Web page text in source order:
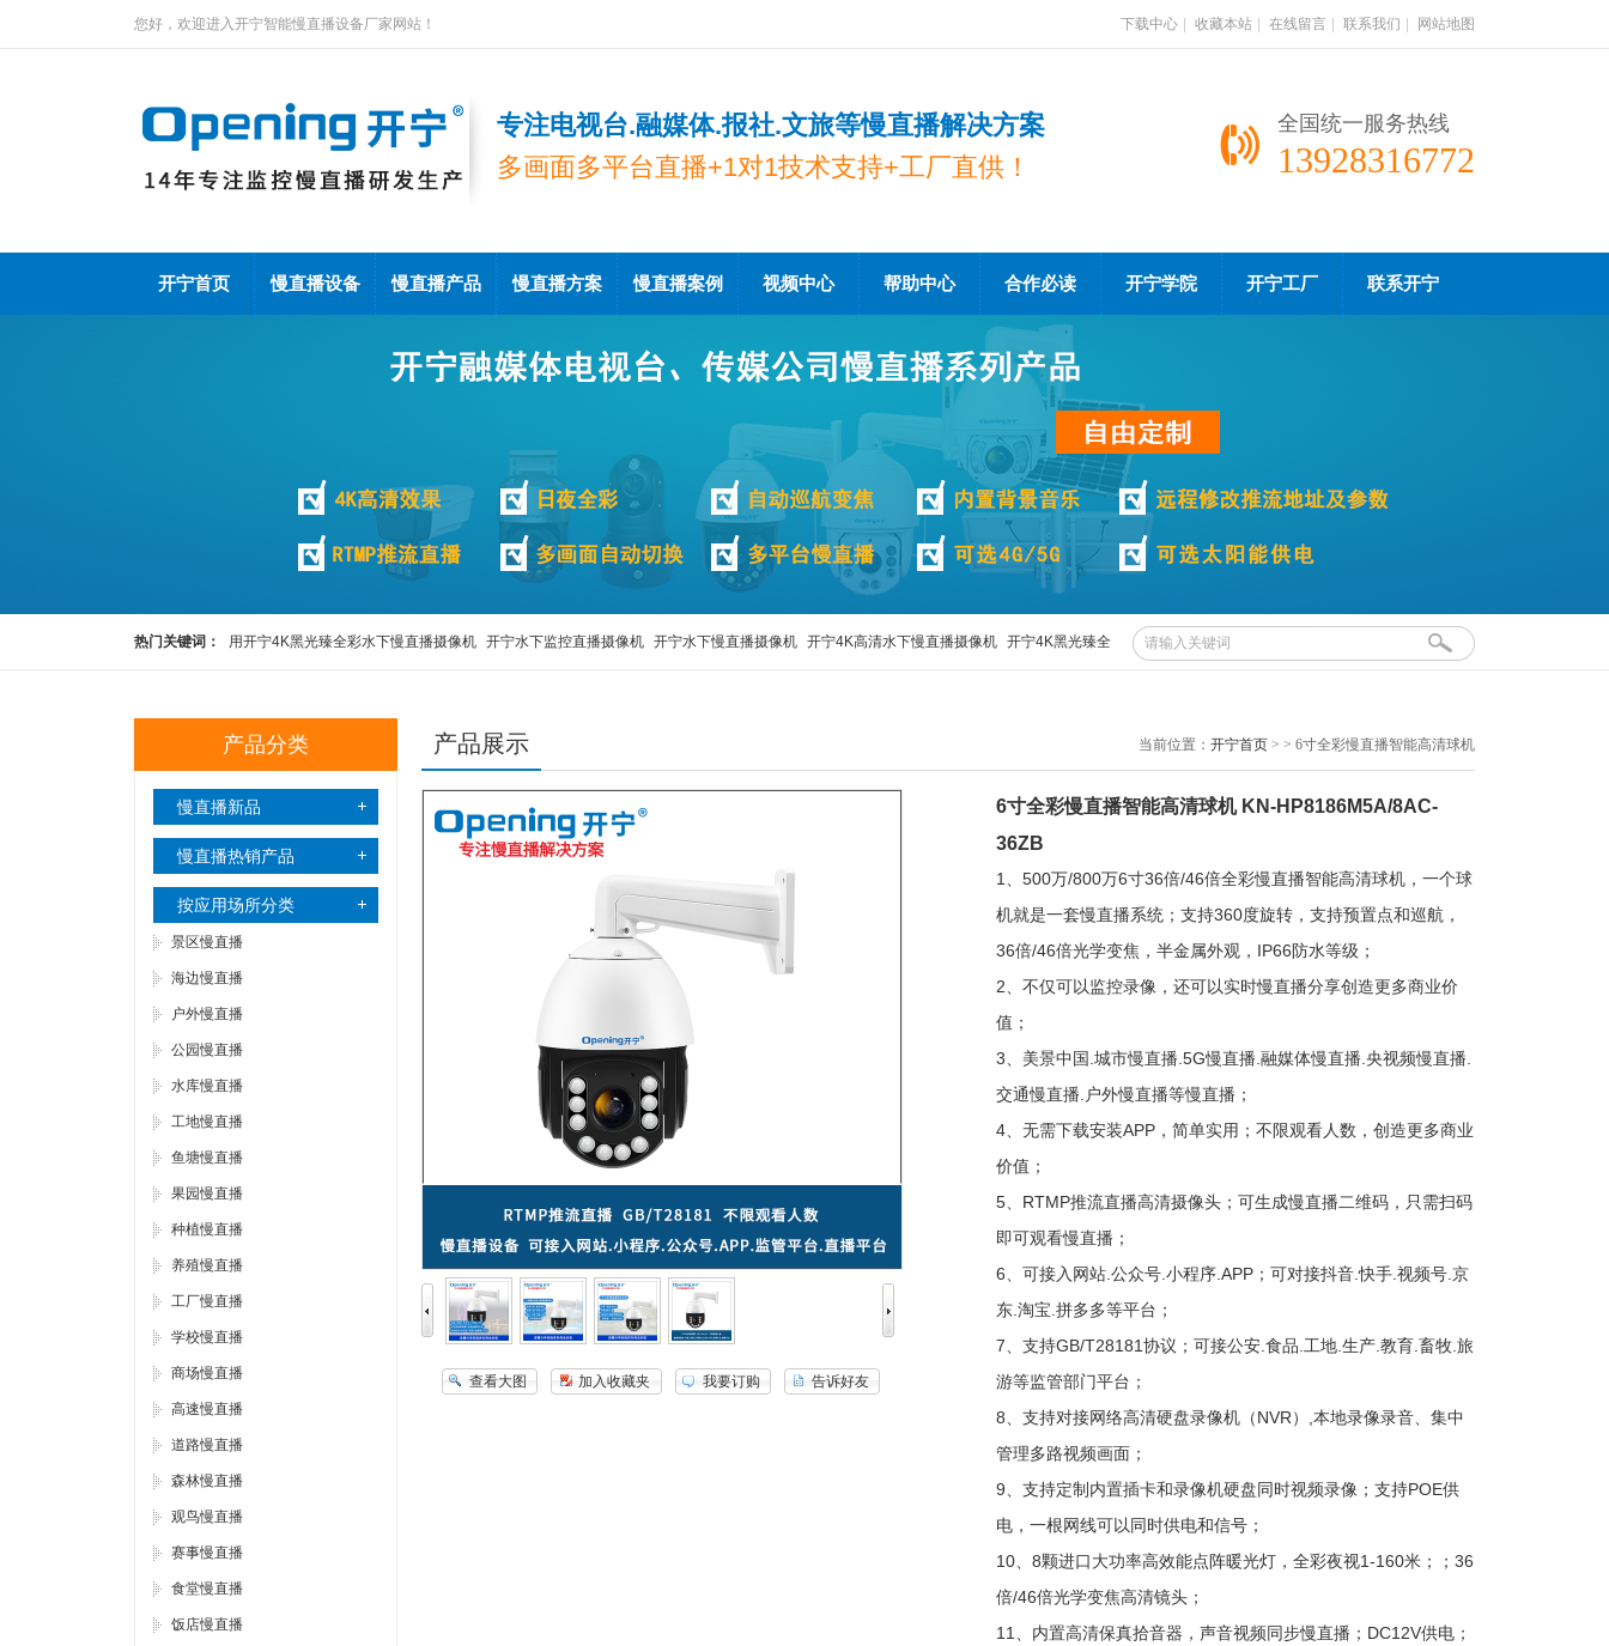
您好，欢迎进入开宁智能慢直播设备厂家网站！ 下载中心 收藏本站 在线留言 联系我们 网站地图
专注电视台.融媒体.报社.文旅等慢直播解决方案
多画面多平台直播+1对1技术支持+工厂直供！
全国统一服务热线
13928316772
开宁首页 慢直播设备 慢直播产品 慢直播方案 慢直播案例 视频中心 帮助中心 合作必读 开宁学院 开宁工厂 联系开宁
热门关键词： 用开宁4K黑光臻全彩水下慢直播摄像机 开宁水下监控直播摄像机 开宁水下慢直播摄像机 开宁4K高清水下慢直播摄像机 开宁4K黑光臻全
5G4K800万红外慢直播智能高清布控球 科研观察直播设备
产品分类
慢直播新品
慢直播热销产品
按应用场所分类
景区慢直播
海边慢直播
户外慢直播
公园慢直播
水库慢直播
工地慢直播
鱼塘慢直播
果园慢直播
种植慢直播
养殖慢直播
工厂慢直播
学校慢直播
商场慢直播
高速慢直播
道路慢直播
森林慢直播
观鸟慢直播
赛事慢直播
食堂慢直播
饭店慢直播
产品展示 当前位置： 开宁首页 > > 6寸全彩慢直播智能高清球机
查看大图 加入收藏夹 我要订购 告诉好友
6寸全彩慢直播智能高清球机 KN-HP8186M5A/8AC-
36ZB
1、500万/800万6寸36倍/46倍全彩慢直播智能高清球机，一个球
机就是一套慢直播系统；支持360度旋转，支持预置点和巡航，
36倍/46倍光学变焦，半金属外观，IP66防水等级；
2、不仅可以监控录像，还可以实时慢直播分享创造更多商业价
值；
3、美景中国.城市慢直播.5G慢直播.融媒体慢直播.央视频慢直播.
交通慢直播.户外慢直播等慢直播；
4、无需下载安装APP，简单实用；不限观看人数，创造更多商业
价值；
5、RTMP推流直播高清摄像头；可生成慢直播二维码，只需扫码
即可观看慢直播；
6、可接入网站.公众号.小程序.APP；可对接抖音.快手.视频号.京
东.淘宝.拼多多等平台；
7、支持GB/T28181协议；可接公安.食品.工地.生产.教育.畜牧.旅
游等监管部门平台；
8、支持对接网络高清硬盘录像机（NVR）,本地录像录音、集中
管理多路视频画面；
9、支持定制内置插卡和录像机硬盘同时视频录像；支持POE供
电，一根网线可以同时供电和信号；
10、8颗进口大功率高效能点阵暖光灯，全彩夜视1-160米；；36
倍/46倍光学变焦高清镜头；
11、内置高清保真拾音器，声音视频同步慢直播；DC12V供电；